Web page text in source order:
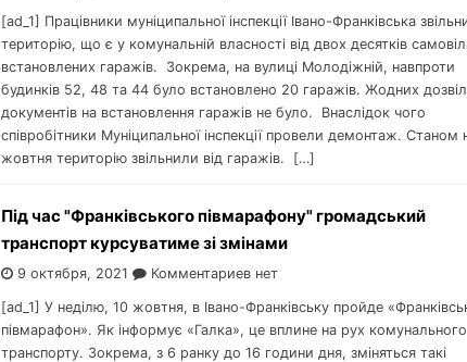
[ad_1] Працівники муніципальної інспекції Івано-Франківська
територію, що є у комунальній власності від двох десятків
встановлених гаражів. Зокрема, на вулиці Молодіжній, навпроти
будинків 52, 48 та 44 було встановлено 20 гаражів. Жодних
документів на встановлення гаражів не було. Внаслідок чого
співробітники Муніципальної інспекції провели демонтаж. Станом
жовтня територію звільнили від гаражів. […]
Під час "Франківського півмарафону" громадський
транспорт курсуватиме зі змінами
9 октября, 2021 Комментариев нет
[ad_1] У неділю, 10 жовтня, в Івано-Франківську пройде
півмарафон». Як інформує «Галка», це вплине на рух комунального
транспорту. Зокрема, з 6 ранку до 16 години дня, зміняться такі